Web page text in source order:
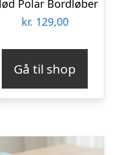
Polar Bordløber
kr. 129,00
Gå til shop